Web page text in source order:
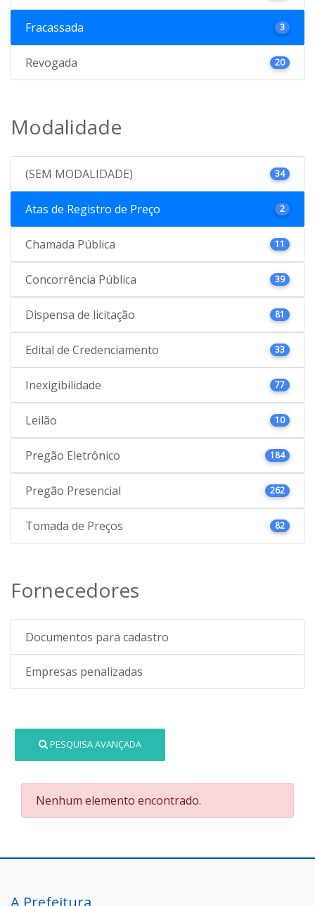
Fracassada 3
Revogada 20
Modalidade
(SEM MODALIDADE) 34
Atas de Registro de Preço 2
Chamada Pública 11
Concorrência Pública 39
Dispensa de licitação 81
Edital de Credenciamento 33
Inexigibilidade 77
Leilão 10
Pregão Eletrônico 184
Pregão Presencial 262
Tomada de Preços 82
Fornecedores
Documentos para cadastro
Empresas penalizadas
PESQUISA AVANÇADA
Nenhum elemento encontrado.
A Prefeitura